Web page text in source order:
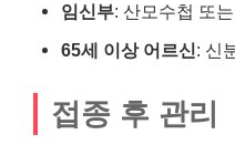
임신부: 산모수첩 또
65세 이상 어르신: 신
접종 후 관리